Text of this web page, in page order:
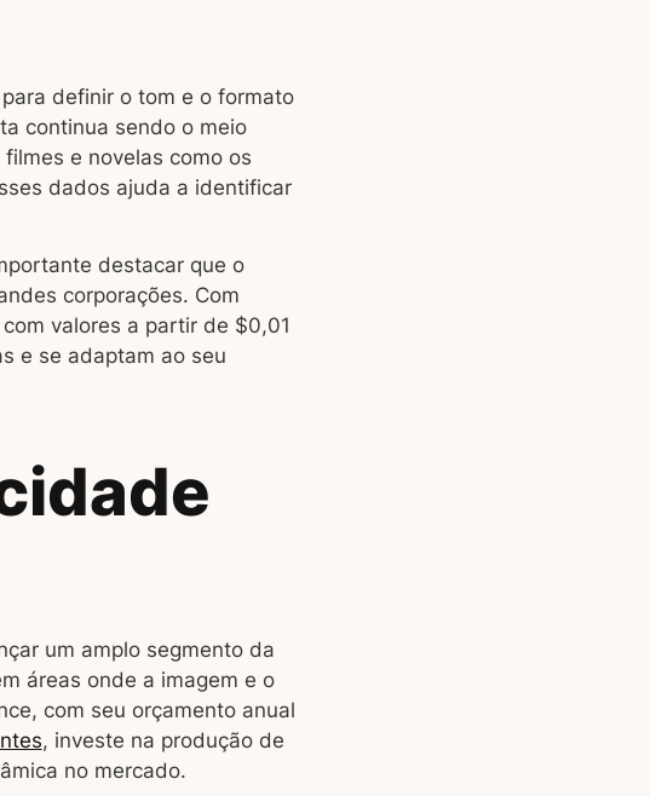
definir o tom e o formato
continua sendo o meio
e novelas como os
dados ajuda a identificar
destacar que o
corporações. Com
valores a partir de $0,01
e se adaptam ao seu
um amplo segmento da
áreas onde a imagem e o
com seu orçamento anual
, investe na produção de
no mercado.